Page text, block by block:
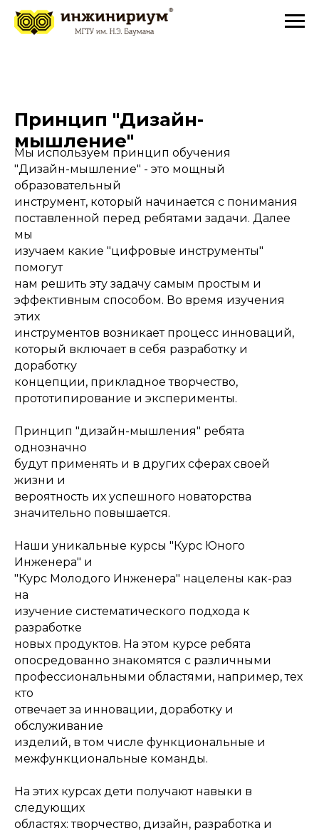
Принцип "Дизайн-
мышление"
Мы используем принцип обучения
"Дизайн-мышление" - это мощный
образовательный
инструмент, который начинается с понимания
поставленной перед ребятами задачи. Далее
мы
изучаем какие "цифровые инструменты"
помогут
нам решить эту задачу самым простым и
эффективным способом. Во время изучения
этих
инструментов возникает процесс инноваций,
который включает в себя разработку и
доработку
концепции, прикладное творчество,
прототипирование и эксперименты.
Принцип "дизайн-мышления" ребята
однозначно
будут применять и в других сферах своей
жизни и
вероятность их успешного новаторства
значительно повышается.
Наши уникальные курсы "Курс Юного
Инженера" и
"Курс Молодого Инженера" нацелены как-раз
на
изучение систематического подхода к
разработке
новых продуктов. На этом курсе ребята
опосредованно знакомятся с различными
профессиональными областями, например, тех
кто
отвечает за инновации, доработку и
обслуживание
изделий, в том числе функциональные и
межфункциональные команды.
На этих курсах дети получают навыки в
следующих
областях: творчество, дизайн, разработка и